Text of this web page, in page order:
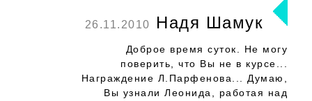
26.11.2010 Надя Шамук
Доброе время суток. Не могу
поверить, что Вы не в курсе...
Награждение Л.Парфенова... Думаю,
Вы узнали Леонида, работая над